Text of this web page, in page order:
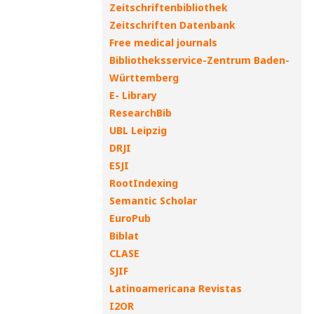
Zeitschriftenbibliothek
Zeitschriften Datenbank
Free medical journals
Bibliotheksservice-Zentrum Baden-
Württemberg
E- Library
ResearchBib
UBL Leipzig
DRJI
ESJI
RootIndexing
Semantic Scholar
EuroPub
Biblat
CLASE
SJIF
Latinoamericana Revistas
I2OR